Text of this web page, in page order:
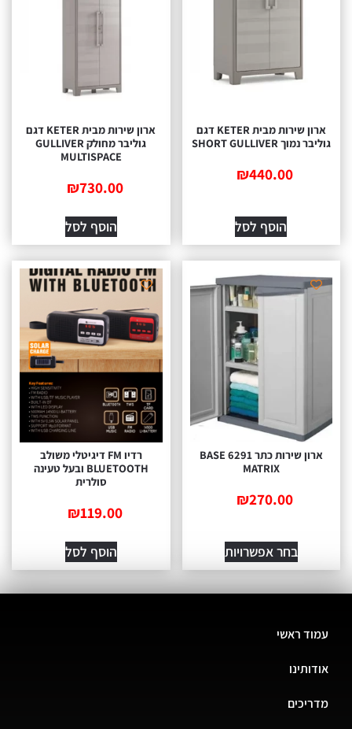
ארון שירות מבית KETER דגם
גוליבר נמוך SHORT GULLIVER
₪440.00
הוסף לסל
ארון שירות מבית KETER דגם
גוליבר מחולק GULLIVER
MULTISPACE
₪730.00
הוסף לסל
ארון שירות כתר 6291 BASE
MATRIX
₪270.00
בחר אפשרויות
רדיו FM דיגיטלי משולב
BLUETOOTH ובעל טעינה
סולרית
₪119.00
הוסף לסל
עמוד ראשי
אודותינו
מדריכים